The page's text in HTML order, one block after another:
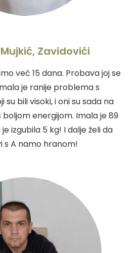
Zavidovići
već 15 dana. Probava joj se
je ranije problema s
su bili visoki, i oni su sada na
boljom energijom. Imala je 89
je izgubila 5 kg! I dalje želi da
s A namo hranom!